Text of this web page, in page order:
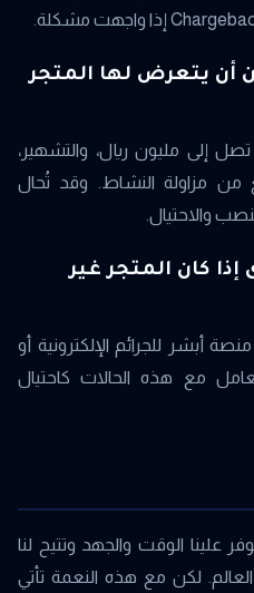
أن يتعرض لها المتجر
إلى مليون ريال، والتشهير،
من مزاولة النشاط. وقد تُحال
والاحتيال.
كان المتجر غير
أبشر للجرائم الإلكترونية أو
مع هذه الحالات كاحتيال
علينا الوقت والجهد وتتيح لنا
لكن مع هذه النعمة تأتي